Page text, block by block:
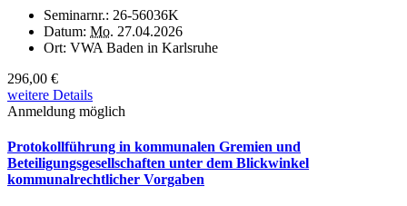
Seminarnr.: 26-56036K
Datum: Mo. 27.04.2026
Ort: VWA Baden in Karlsruhe
296,00 €
weitere Details
Anmeldung möglich
Protokollführung in kommunalen Gremien und
Beteiligungsgesellschaften unter dem Blickwinkel
kommunalrechtlicher Vorgaben